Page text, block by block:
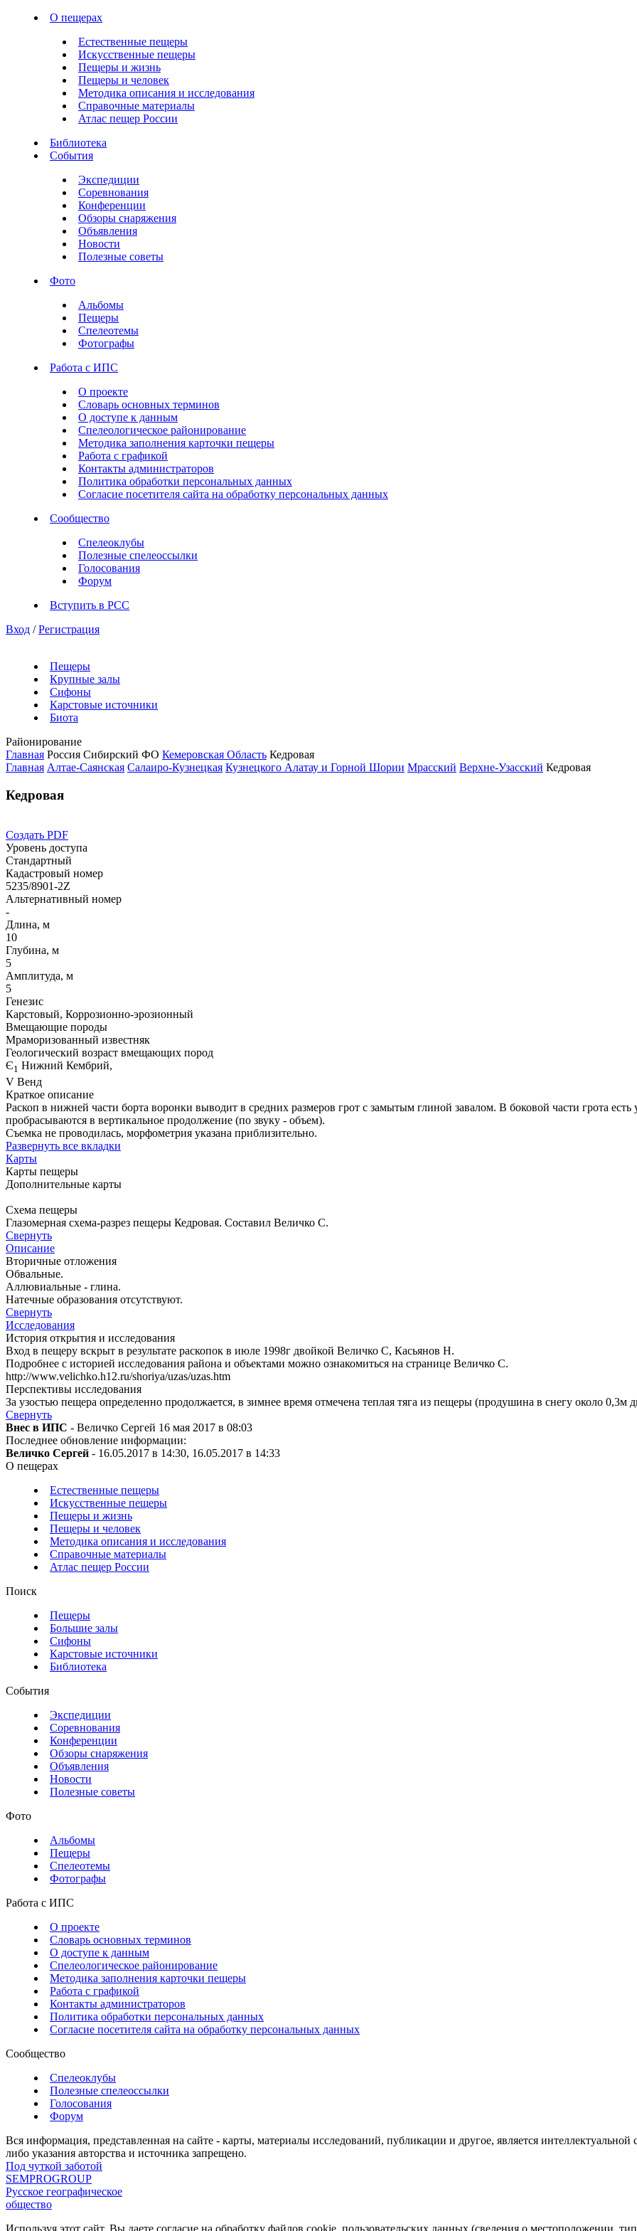
О пещерах
Естественные пещеры
Искусственные пещеры
Пещеры и жизнь
Пещеры и человек
Методика описания и исследования
Справочные материалы
Атлас пещер России
Библиотека
События
Экспедиции
Соревнования
Конференции
Обзоры снаряжения
Объявления
Новости
Полезные советы
Фото
Альбомы
Пещеры
Спелеотемы
Фотографы
Работа с ИПС
О проекте
Словарь основных терминов
О доступе к данным
Спелеологическое районирование
Методика заполнения карточки пещеры
Работа с графикой
Контакты администраторов
Политика обработки персональных данных
Согласие посетителя сайта на обработку персональных данных
Сообщество
Спелеоклубы
Полезные спелеоссылки
Голосования
Форум
Вступить в РСС
Вход / Регистрация
Пещеры
Крупные залы
Сифоны
Карстовые источники
Биота
Районирование
Главная Россия Сибирский ФО Кемеровская Область Кедровая
Главная Алтае-Саянская Салаиро-Кузнецкая Кузнецкого Алатау и Горной Шории Мрасский Верхне-Узасский Кедровая
Кедровая
Создать PDF
Уровень доступа
Стандартный
Кадастровый номер
5235/8901-2Z
Альтернативный номер
-
Длина, м
10
Глубина, м
5
Амплитуда, м
5
Генезис
Карстовый, Коррозионно-эрозионный
Вмещающие породы
Мраморизованный известняк
Геологический возраст вмещающих пород
Є1 Нижний Кембрий,
V Венд
Краткое описание
Раскоп в нижней части борта воронки выводит в средних размеров грот с замытым глиной завалом. В боковой части грота есть
пробрасываются в вертикальное продолжение (по звуку - объем).
Съемка не проводилась, морфометрия указана приблизительно.
Развернуть все вкладки
Карты
Карты пещеры
Дополнительные карты
Схема пещеры
Глазомерная схема-разрез пещеры Кедровая. Составил Величко С.
Свернуть
Описание
Вторичные отложения
Обвальные.
Аллювиальные - глина.
Натечные образования отсутствуют.
Свернуть
Исследования
История открытия и исследования
Вход в пещеру вскрыт в результате раскопок в июле 1998г двойкой Величко С, Касьянов Н.
Подробнее с историей исследования района и объектами можно ознакомиться на странице Величко С.
http://www.velichko.h12.ru/shoriya/uzas/uzas.htm
Перспективы исследования
За узостью пещера определенно продолжается, в зимнее время отмечена теплая тяга из пещеры (продушина в снегу около 0,3м
Свернуть
Внес в ИПС - Величко Сергей 16 мая 2017 в 08:03
Последнее обновление информации:
Величко Сергей - 16.05.2017 в 14:30, 16.05.2017 в 14:33
О пещерах
Естественные пещеры
Искусственные пещеры
Пещеры и жизнь
Пещеры и человек
Методика описания и исследования
Справочные материалы
Атлас пещер России
Поиск
Пещеры
Большие залы
Сифоны
Карстовые источники
Библиотека
События
Экспедиции
Соревнования
Конференции
Обзоры снаряжения
Объявления
Новости
Полезные советы
Фото
Альбомы
Пещеры
Спелеотемы
Фотографы
Работа с ИПС
О проекте
Словарь основных терминов
О доступе к данным
Спелеологическое районирование
Методика заполнения карточки пещеры
Работа с графикой
Контакты администраторов
Политика обработки персональных данных
Согласие посетителя сайта на обработку персональных данных
Сообщество
Спелеоклубы
Полезные спелеоссылки
Голосования
Форум
Вся информация, представленная на сайте - карты, материалы исследований, публикации и другое, является интеллектуальной
либо указания авторства и источника запрещено.
Под чуткой заботой
SEMPROGROUP
Русское географическое
общество
Используя этот сайт, Вы даете согласие на обработку файлов cookie, пользовательских данных (сведения о местоположении,